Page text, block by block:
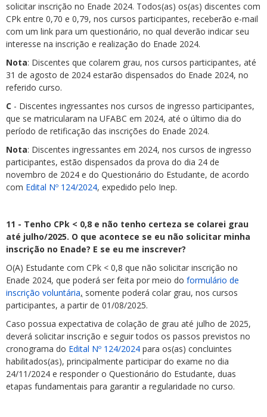
solicitar inscrição no Enade 2024. Todos(as) os(as) discentes com
CPk entre 0,70 e 0,79, nos cursos participantes, receberão e-mail
com um link para um questionário, no qual deverão indicar seu
interesse na inscrição e realização do Enade 2024.
Nota: Discentes que colarem grau, nos cursos participantes, até
31 de agosto de 2024 estarão dispensados do Enade 2024, no
referido curso.
C - Discentes ingressantes nos cursos de ingresso participantes,
que se matricularam na UFABC em 2024, até o último dia do
período de retificação das inscrições do Enade 2024.
Nota: Discentes ingressantes em 2024, nos cursos de ingresso
participantes, estão dispensados da prova do dia 24 de
novembro de 2024 e do Questionário do Estudante, de acordo
com Edital Nº 124/2024, expedido pelo Inep.
11 - Tenho CPk < 0,8 e não tenho certeza se colarei grau
até julho/2025. O que acontece se eu não solicitar minha
inscrição no Enade? E se eu me inscrever?
O(A) Estudante com CPk < 0,8 que não solicitar inscrição no
Enade 2024, que poderá ser feita por meio do formulário de
inscrição voluntária, somente poderá colar grau, nos cursos
participantes, a partir de 01/08/2025.
Caso possua expectativa de colação de grau até julho de 2025,
deverá solicitar inscrição e seguir todos os passos previstos no
cronograma do Edital Nº 124/2024 para os(as) concluintes
habilitados(as), principalmente participar do exame no dia
24/11/2024 e responder o Questionário do Estudante, duas
etapas fundamentais para garantir a regularidade no curso.